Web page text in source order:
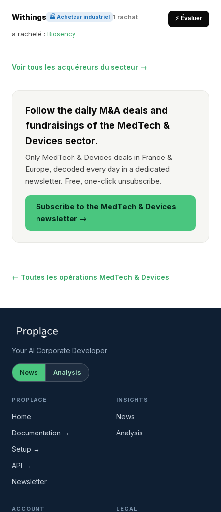
Withings 🏭 Acheteur industriel 1 rachat ⚡ Évaluer
a racheté : Biosency
Voir tous les acquéreurs du secteur →
Follow the daily M&A deals and
fundraisings of the MedTech &
Devices sector.
Only MedTech & Devices deals in France &
Europe, decoded every day in a dedicated
newsletter. Free, one-click unsubscribe.
Subscribe to the MedTech & Devices
newsletter →
← Toutes les opérations MedTech & Devices
Your AI Corporate Developer
News Analysis
PROPLACE
Home
Documentation →
Setup →
API →
Newsletter
INSIGHTS
News
Analysis
ACCOUNT LEGAL